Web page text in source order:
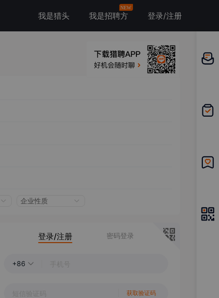
我是猎头 我是招聘方
NEW
登录/注册
企业性质
登录/注册 密码登录
+86
获取验证码